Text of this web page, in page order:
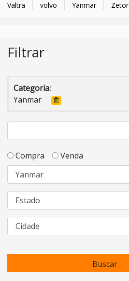
Valtra volvo Yanmar Zetor
Filtrar
Categoria:
Yanmar
Compra Venda
Buscar